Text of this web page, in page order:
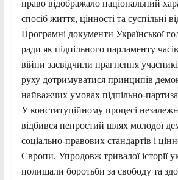
право відображало національний
спосіб життя, цінності та суспільні
Програмні документи Української
ради як підпільного парламенту
війни засвідчили прагнення
руху дотримуватися принципів
найважчих умовах підпільно-
У конституційному процесі
відбився непростий шлях молодої
соціально-правових стандартів і
Європи. Упродовж тривалої історії
полишали боротьби за свободу та